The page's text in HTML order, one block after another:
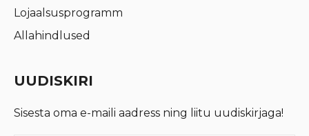
Lojaalsusprogramm
Allahindlused
UUDISKIRI
Sisesta oma e-maili aadress ning liitu uudiskirjaga!